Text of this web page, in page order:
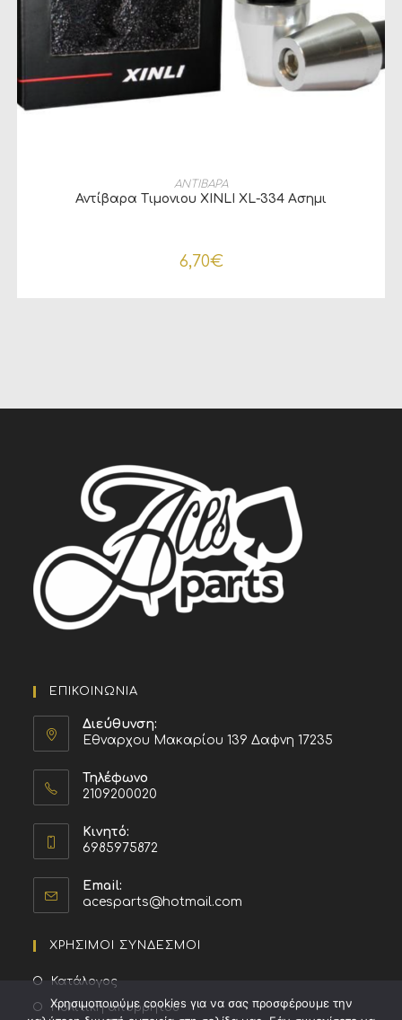
ΠΡΟΣΘΉΚΗ ΣΤΟ ΚΑΛΆΘΙ
ΑΝΤΙΒΑΡΑ
Αντίβαρα Τιμονιου XINLI XL-334 Ασημι
6,70€
ΕΠΙΚΟΙΝΩΝΙΑ
Διεύθυνση:
Εθναρχου Μακαρίου 139 Δαφνη 17235
Τηλέφωνο
2109200020
Κινητό:
6985975872
Email:
acesparts@hotmail.com
ΧΡΗΣΙΜΟΙ ΣΥΝΔΕΣΜΟΙ
Κατάλογος
Πολιτική απορρήτου
Χρησιμοποιούμε cookies για να σας προσφέρουμε την